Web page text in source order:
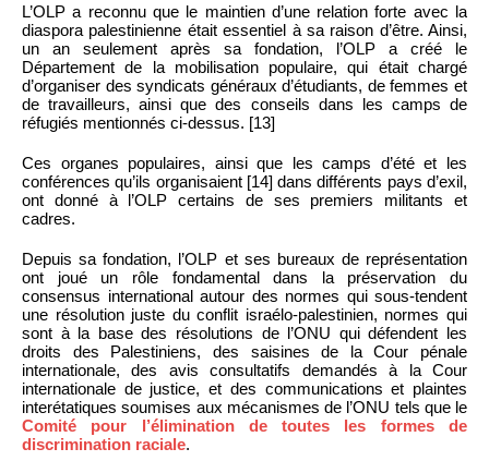
L’OLP a reconnu que le maintien d’une relation forte avec la
diaspora palestinienne était essentiel à sa raison d’être. Ainsi,
un an seulement après sa fondation, l’OLP a créé le
Département de la mobilisation populaire, qui était chargé
d’organiser des syndicats généraux d’étudiants, de femmes et
de travailleurs, ainsi que des conseils dans les camps de
réfugiés mentionnés ci-dessus. [13]
Ces organes populaires, ainsi que les camps d’été et les
conférences qu’ils organisaient [14] dans différents pays d’exil,
ont donné à l’OLP certains de ses premiers militants et
cadres.
Depuis sa fondation, l’OLP et ses bureaux de représentation
ont joué un rôle fondamental dans la préservation du
consensus international autour des normes qui sous-tendent
une résolution juste du conflit israélo-palestinien, normes qui
sont à la base des résolutions de l’ONU qui défendent les
droits des Palestiniens, des saisines de la Cour pénale
internationale, des avis consultatifs demandés à la Cour
internationale de justice, et des communications et plaintes
interétatiques soumises aux mécanismes de l’ONU tels que le
Comité pour l’élimination de toutes les formes de
discrimination raciale.